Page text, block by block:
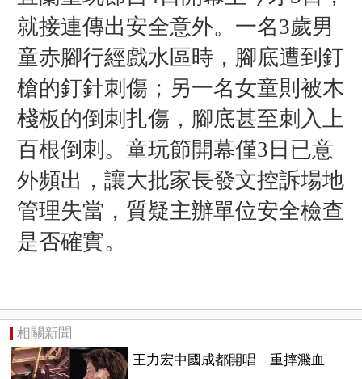
就接連傳出安全意外。一名3歲男
童赤腳行經戲水區時，腳底遭到釘
槍的釘針刺傷；另一名女童則被木
棧板的倒刺扎傷，腳底甚至刺入上
百根倒刺。童玩節開幕僅3日已意
外頻出，讓大批家長發文控訴場地
管理失當，質疑主辦單位安全檢查
是否確實。
相關新聞
王力宏中國成都開唱 重摔濺血